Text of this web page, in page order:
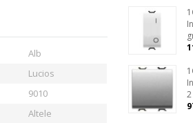
Alb
Lucios
9010
Altele